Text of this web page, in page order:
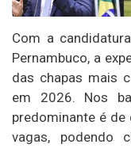
Com a
Pernambuco, a
das chapas mais
em 2026. Nos
predominante é
vagas, podendo